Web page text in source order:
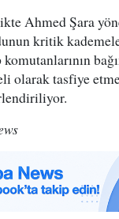
Ahmed Şara
kritik
olarak tasfiye